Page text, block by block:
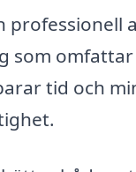
professionell
som
tid och